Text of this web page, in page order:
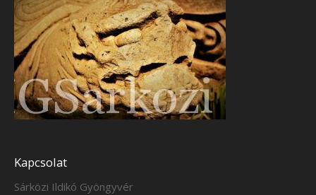
Kapcsolat
Sárközi Ildikó Gyöngyvér